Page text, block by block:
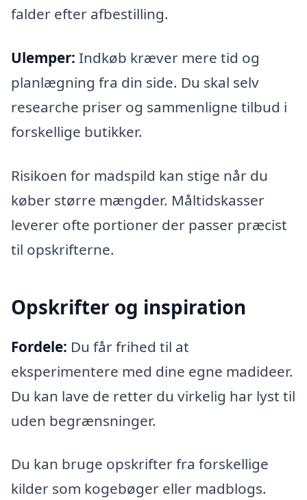
falder efter afbestilling.
Ulemper: Indkøb kræver mere tid og
planlægning fra din side. Du skal selv
researche priser og sammenligne tilbud i
forskellige butikker.
Risikoen for madspild kan stige når du
køber større mængder. Måltidskasser
leverer ofte portioner der passer præcist
til opskrifterne.
Opskrifter og inspiration
Fordele: Du får frihed til at
eksperimentere med dine egne madideer.
Du kan lave de retter du virkelig har lyst til
uden begrænsninger.
Du kan bruge opskrifter fra forskellige
kilder som kogebøger eller madblogs.